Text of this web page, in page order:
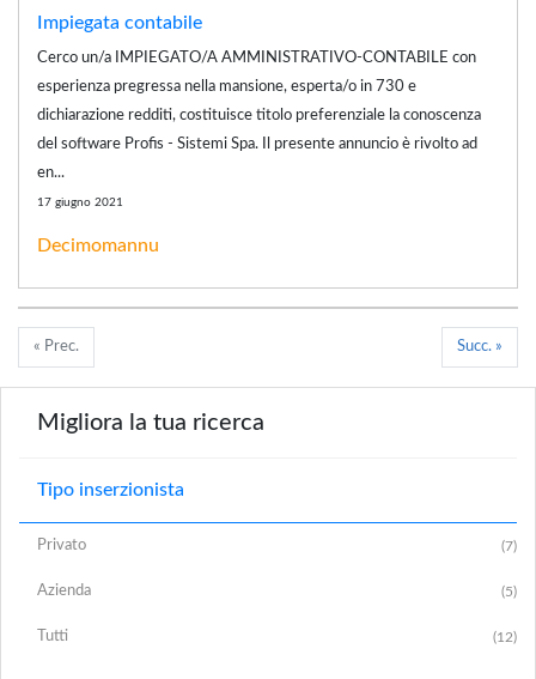
Impiegata contabile
Cerco un/a IMPIEGATO/A AMMINISTRATIVO-CONTABILE con
esperienza pregressa nella mansione, esperta/o in 730 e
dichiarazione redditi, costituisce titolo preferenziale la conoscenza
del software Profis - Sistemi Spa. Il presente annuncio è rivolto ad
en...
17 giugno 2021
Decimomannu
« Prec. Succ. »
Migliora la tua ricerca
Tipo inserzionista
Privato (7)
Azienda (5)
Tutti (12)